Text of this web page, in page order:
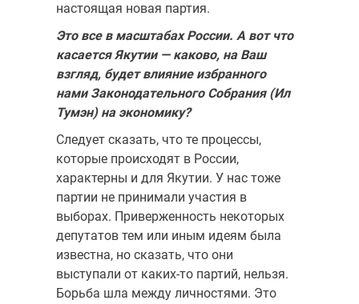
настоящая новая партия.
Это все в масштабах России. А вот что
касается Якутии — каково, на Ваш
взгляд, будет влияние избранного
нами Законодательного Собрания (Ил
Тумэн) на экономику?
Следует сказать, что те процессы,
которые происходят в России,
характерны и для Якутии. У нас тоже
партии не принимали участия в
выборах. Приверженность некоторых
депутатов тем или иным идеям была
известна, но сказать, что они
выступали от каких-то партий, нельзя.
Борьба шла между личностями. Это